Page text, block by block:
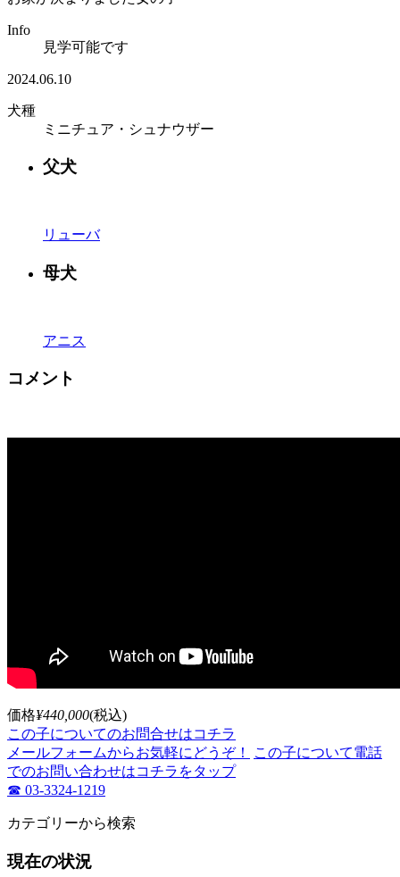
Info
見学可能です
2024.06.10
犬種
ミニチュア・シュナウザー
父犬
リューバ
母犬
アニス
コメント
価格¥440,000(税込)
この子についてのお問合せはコチラ
メールフォームからお気軽にどうぞ！
この子について電話
でのお問い合わせはコチラをタップ
☎ 03-3324-1219
カテゴリーから検索
現在の状況